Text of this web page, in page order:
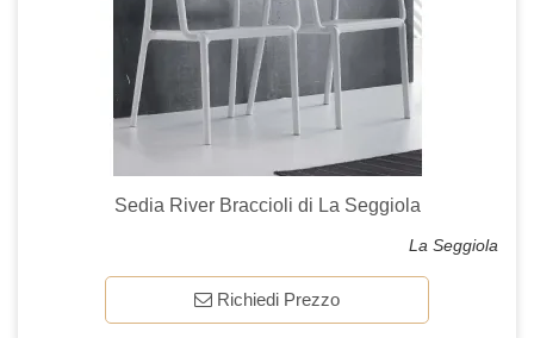
Sedia River Braccioli di La Seggiola
La Seggiola
Richiedi Prezzo